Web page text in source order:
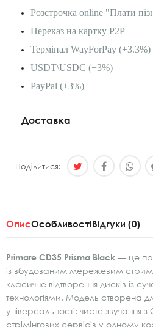
Розстрочка online "Плати
Переказ на картку P2P
Термінал WayForPay (+3.3%)
USDT\USDC (+3%)
PayPal (+3%)
Доставка
Поділитися:
ОписОсобливостіВідгуки (0)
Primare CD35 Prisma Black — це
із вбудованим мережевим
класичне відтворення дисків із
технологіями. Модель створена
універсальності: чисте звучання
стрімінгових сервісів у одному